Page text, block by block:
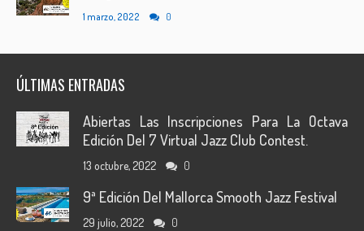
1 marzo, 2022 0
ÚLTIMAS ENTRADAS
Abiertas Las Inscripciones Para La Octava
Edición Del 7 Virtual Jazz Club Contest.
13 octubre, 2022 0
9ª Edición Del Mallorca Smooth Jazz Festival
29 julio, 2022 0